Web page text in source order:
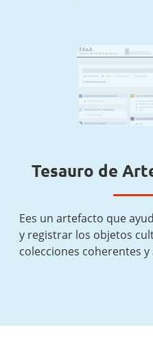
Tesauro de
Ees un artefacto que
y registrar los objetos
colecciones coherentes y